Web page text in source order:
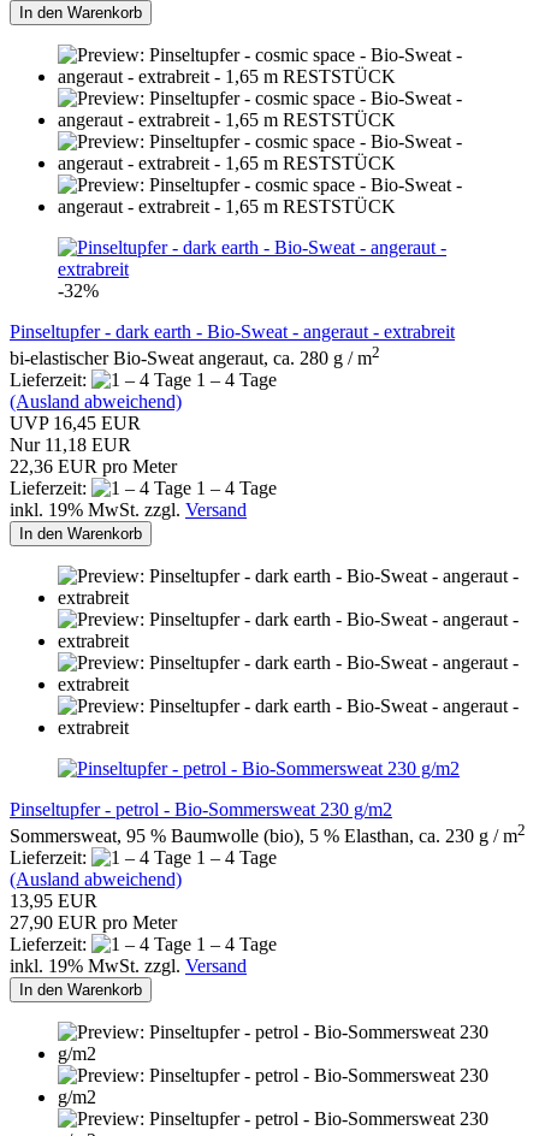
In den Warenkorb
-32%
Pinseltupfer - dark earth - Bio-Sweat - angeraut - extrabreit
bi-elastischer Bio-Sweat angeraut, ca. 280 g / m2
Lieferzeit:
1 – 4 Tage
(Ausland abweichend)
UVP 16,45 EUR
Nur 11,18 EUR
22,36 EUR pro Meter
Lieferzeit:
1 – 4 Tage
inkl. 19% MwSt. zzgl. Versand
In den Warenkorb
Pinseltupfer - petrol - Bio-Sommersweat 230 g/m2
Sommersweat, 95 % Baumwolle (bio), 5 % Elasthan, ca. 230 g / m2
Lieferzeit:
1 – 4 Tage
(Ausland abweichend)
13,95 EUR
27,90 EUR pro Meter
Lieferzeit:
1 – 4 Tage
inkl. 19% MwSt. zzgl. Versand
In den Warenkorb